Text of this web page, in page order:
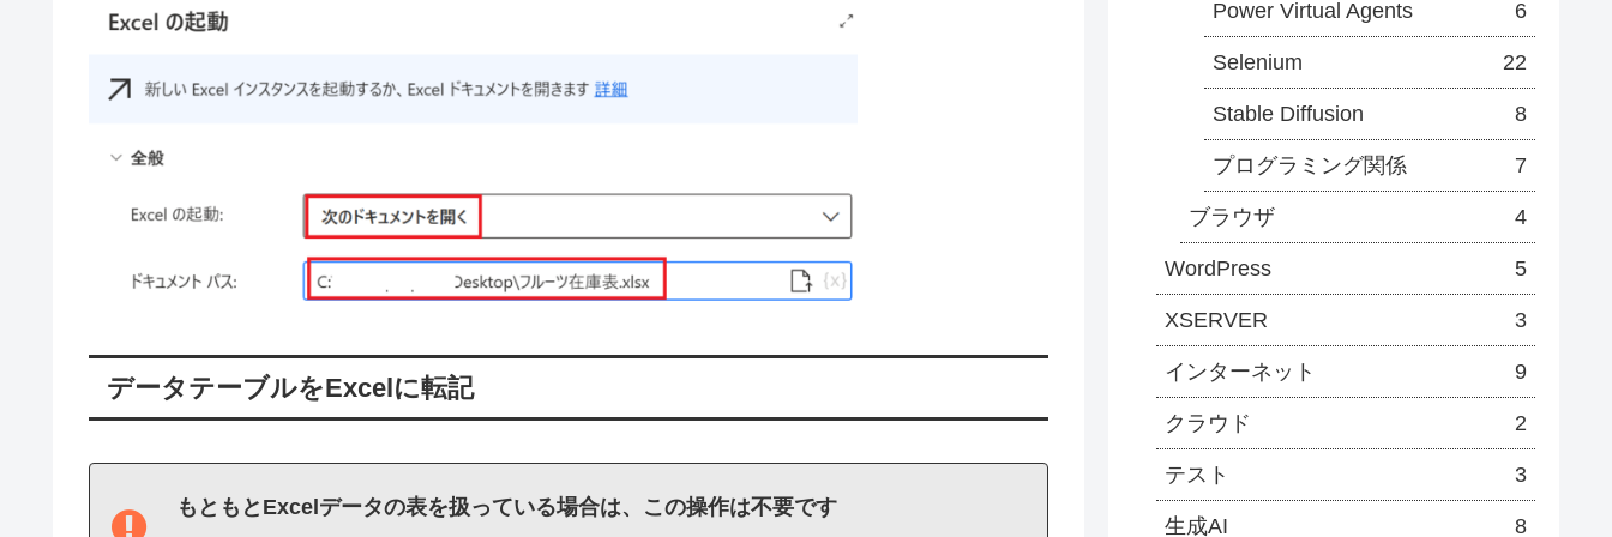
データテーブルをExcelに転記
もともとExcelデータの表を扱っている場合は、この操作は不要です
Power Virtual Agents 6
Selenium 22
Stable Diffusion 8
プログラミング関係 7
ブラウザ 4
WordPress 5
XSERVER 3
インターネット 9
クラウド 2
テスト 3
生成AI 8